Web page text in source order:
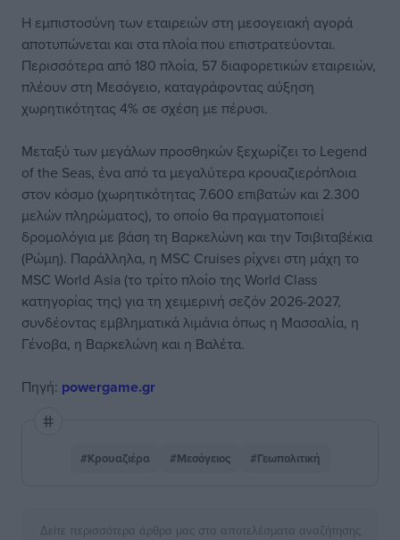
Η εμπιστοσύνη των εταιρειών στη μεσογειακή αγορά
αποτυπώνεται και στα πλοία που επιστρατεύονται.
Περισσότερα από 180 πλοία, 57 διαφορετικών εταιρειών,
πλέουν στη Μεσόγειο, καταγράφοντας αύξηση
χωρητικότητας 4% σε σχέση με πέρυσι.
Μεταξύ των μεγάλων προσθηκών ξεχωρίζει το Legend
of the Seas, ένα από τα μεγαλύτερα κρουαζιερόπλοια
στον κόσμο (χωρητικότητας 7.600 επιβατών και 2.300
μελών πληρώματος), το οποίο θα πραγματοποιεί
δρομολόγια με βάση τη Βαρκελώνη και την Τσιβιταβέκια
(Ρώμη). Παράλληλα, η MSC Cruises ρίχνει στη μάχη το
MSC World Asia (το τρίτο πλοίο της World Class
κατηγορίας της) για τη χειμερινή σεζόν 2026-2027,
συνδέοντας εμβληματικά λιμάνια όπως η Μασσαλία, η
Γένοβα, η Βαρκελώνη και η Βαλέτα.
Πηγή: powergame.gr
#Κρουαζιέρα #Μεσόγειος #Γεωπολιτική
Δείτε περισσότερα άρθρα μας στα αποτελέσματα αναζήτησης